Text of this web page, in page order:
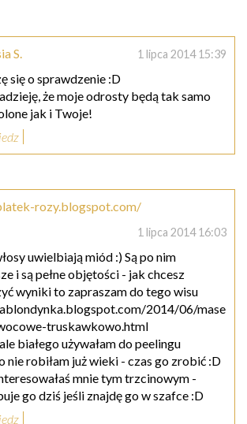
S. 1 lipca 2014 15:39
się o sprawdzenie :D
że moje odrosty będą tak samo
jak i Twoje!
rozy.blogspot.com/
1 lipca 2014 16:03
uwielbiają miód :) Są po nim
i są pełne objętości - jak chcesz
wyniki to zapraszam do tego wisu
2014/06/mase
truskawkowo.html
białego używałam do peelingu
nie robiłam już wieki - czas go zrobić :D
mnie tym trzcinowym -
go dziś jeśli znajdę go w szafce :D